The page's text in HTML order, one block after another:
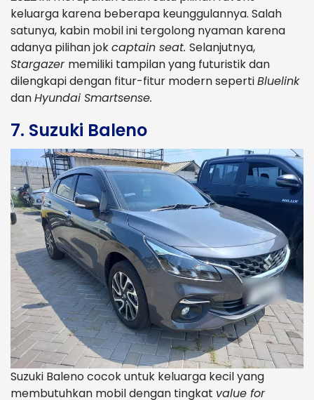
keluarga karena beberapa keunggulannya. Salah
satunya, kabin mobil ini tergolong nyaman karena
adanya pilihan jokcaptain seat. Selanjutnya,
Stargazer memiliki tampilan yang futuristik dan
dilengkapi dengan fitur-fitur modern sepertiBluelink
danHyundai Smartsense.
7. Suzuki Baleno
Suzuki Baleno cocok untuk keluarga kecil yang
membutuhkan mobil dengan tingkat value for